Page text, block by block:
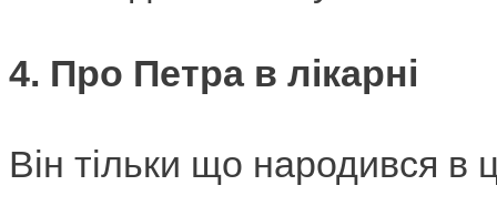
4. Про Петра в лікарні
Він тільки що народився в